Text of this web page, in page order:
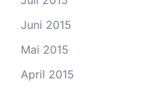
Juni 2015
Mai 2015
April 2015